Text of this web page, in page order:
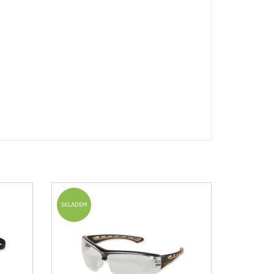
SKLADEM